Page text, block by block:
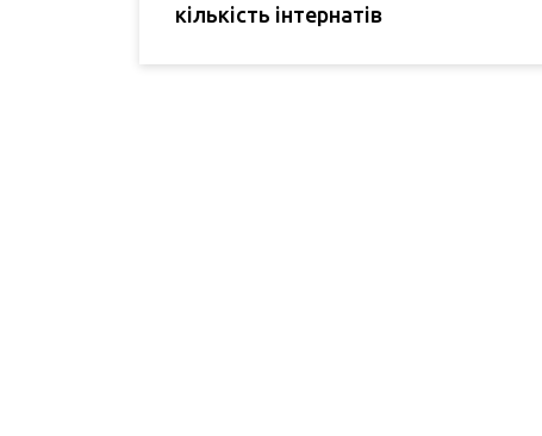
кількість інтернатів